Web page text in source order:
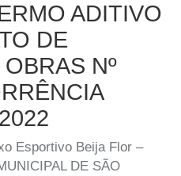
ADITIVO
DE
Nº
Esportivo Beija Flor –
DE SÃO